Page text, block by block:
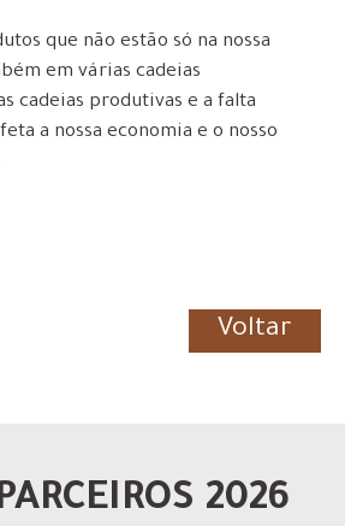
que não estão só na nossa
em várias cadeias
cadeias produtivas e a falta
a nossa economia e o nosso
Voltar
2026